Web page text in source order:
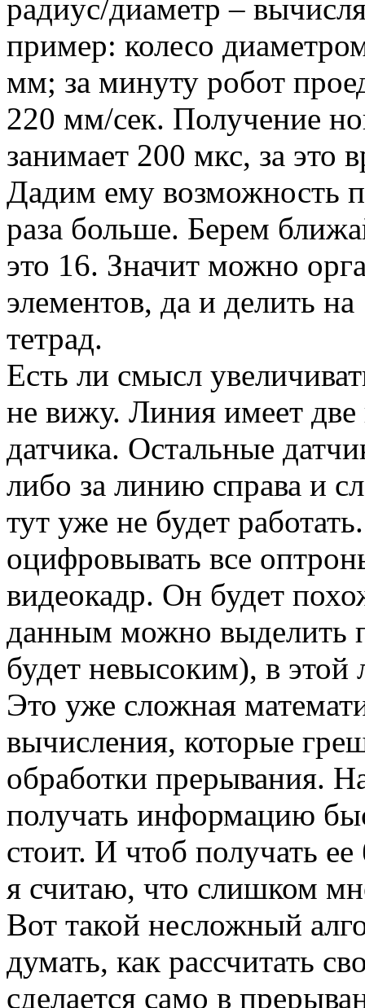
радиус/диаметр –
пример: колесо
мм; за минуту робот
220 мм/сек. Получение
занимает 200 мкс, за это
Дадим ему возможность
раза больше. Берем
это 16. Значит можно
элементов, да и делить
тетрад.
Есть ли смысл
не вижу. Линия имеет две
датчика. Остальные
либо за линию справа и
тут уже не будет
оцифровывать все
видеокадр. Он будет
данным можно выделить
будет невысоким), в
Это уже сложная
вычисления, которые
обработки прерывания.
получать информацию
стоит. И чтоб получать
я считаю, что слишком
Вот такой несложный
думать, как рассчитать
сделается само в